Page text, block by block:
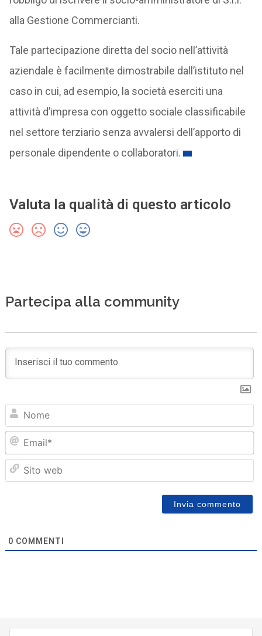
alla Gestione Commercianti.
Tale partecipazione diretta del socio nell’attività
aziendale è facilmente dimostrabile dall’istituto nel
caso in cui, ad esempio, la società eserciti una
attività d’impresa con oggetto sociale classificabile
nel settore terziario senza avvalersi dell’apporto di
personale dipendente o collaboratori.
Valuta la qualità di questo articolo
Partecipa alla community
0 COMMENTI